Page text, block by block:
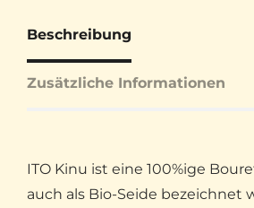
Beschreibung
Zusätzliche Informationen
ITO Kinu ist eine 100%ige
auch als Bio-Seide bezeichnet